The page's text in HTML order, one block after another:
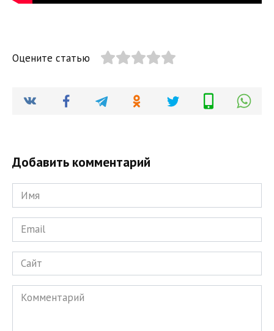
Оцените статью
Добавить комментарий
Имя
*
Email
*
Сайт
Комментарий